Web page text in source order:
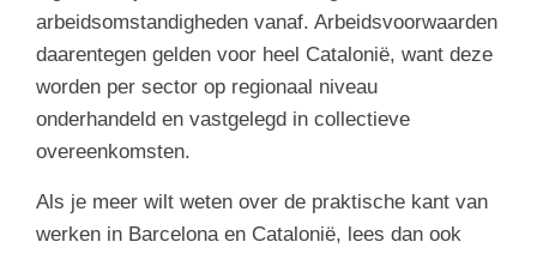
arbeidsomstandigheden vanaf. Arbeidsvoorwaarden
daarentegen gelden voor heel Catalonië, want deze
worden per sector op regionaal niveau
onderhandeld en vastgelegd in collectieve
overeenkomsten.
Als je meer wilt weten over de praktische kant van
werken in Barcelona en Catalonië, lees dan ook